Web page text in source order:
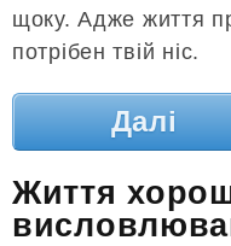
щоку. Адже життя
потрібен твій ніс.
Далі
Життя